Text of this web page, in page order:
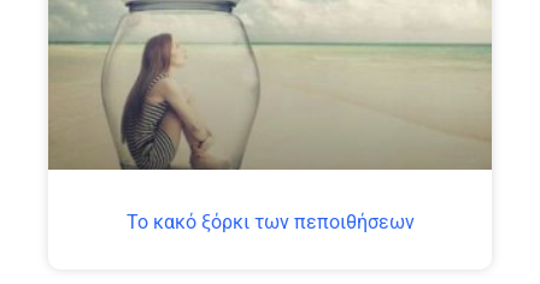
Το κακό ξόρκι των πεποιθήσεων